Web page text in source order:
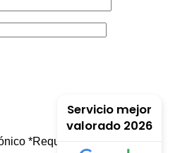
Servicio mejor
valorado 2026
*Required